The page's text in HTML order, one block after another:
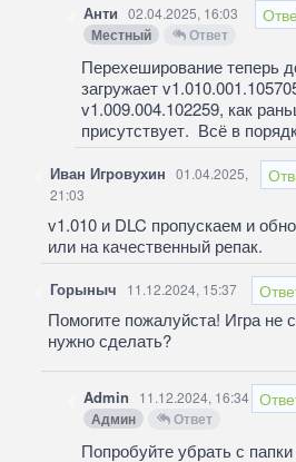
Анти 02.04.2025, 16:03
Местный Ответ
Перехеширование теперь
загружает
v1.009.004.102259, как
присутствует. Всё в
Иван Игровухин 01.04.2025,
21:03
v1.010 и DLC пропускаем и
или на качественный репак.
Горыныч 11.12.2024, 15:37
Помогите пожалуйста! Игра не
нужно сделать?
Admin 11.12.2024, 16:34
Админ Ответ
Попробуйте убрать с